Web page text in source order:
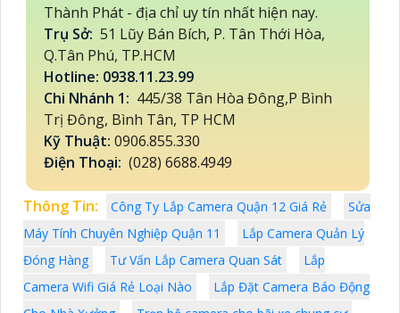
Thành Phát - địa chỉ uy tín nhất hiện nay.
Trụ Sở: 51 Lũy Bán Bích, P. Tân Thới Hòa,
Q.Tân Phú, TP.HCM
Hotline: 0938.11.23.99
Chi Nhánh 1: 445/38 Tân Hòa Đông,P Bình
Trị Đông, Bình Tân, TP HCM
Kỹ Thuật: 0906.855.330
Điện Thoại: (028) 6688.4949
Thông Tin: Công Ty Lắp Camera Quận 12 Giá Rẻ
Sửa
Máy Tính Chuyên Nghiệp Quận 11
Lắp Camera Quản Lý
Đóng Hàng
Tư Vấn Lắp Camera Quan Sát
Lắp
Camera Wifi Giá Rẻ Loại Nào
Lắp Đặt Camera Báo Động